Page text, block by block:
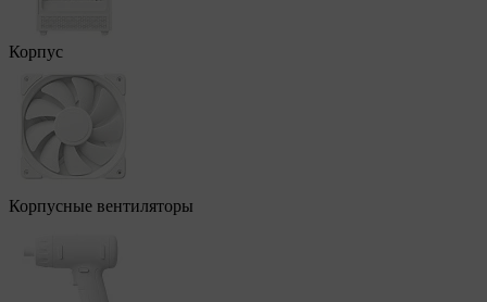
Корпус
Корпусные вентиляторы